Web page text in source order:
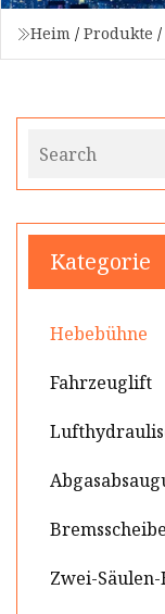
Heim / Produkte /
Kategorie
Hebebühne
Fahrzeuglift
Zwei-